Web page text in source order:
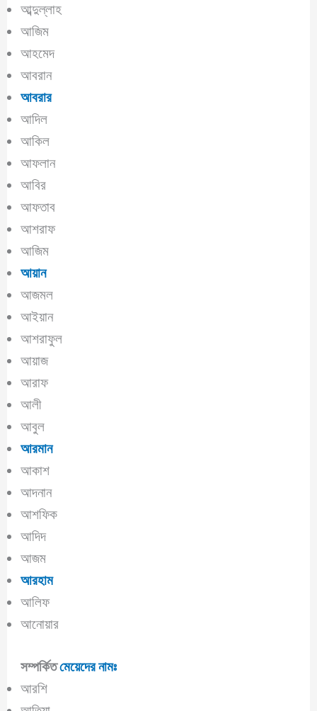
আব্দুল্লাহ
আজিম
আহমেদ
আবরান
আবরার
আদিল
আকিল
আফলান
আবির
আফতাব
আশরাফ
আজিম
আয়ান
আজমল
আইয়ান
আশরাফুল
আয়াজ
আরাফ
আলী
আবুল
আরমান
আকাশ
আদনান
আশফিক
আদিদ
আজম
আরহাম
আলিফ
আনোয়ার
সম্পর্কিতমেয়েদের নামঃ
আরশি